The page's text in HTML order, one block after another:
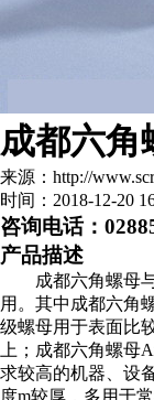
成都六角
来源：http://
时间：2018-12-20
咨询电话：
产品描述
成都六角螺母
用。其中成都六角
级螺母用于表面比
上；成都六角螺母
求较高的机器、设
度m较厚，多用于